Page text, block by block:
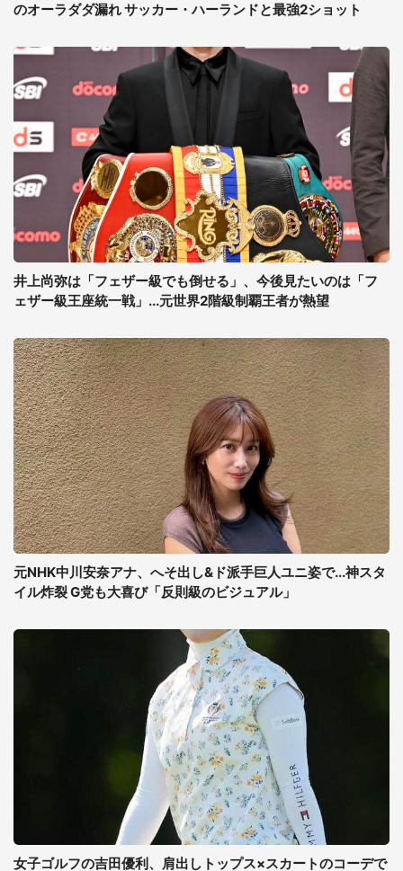
のオーラダダ漏れ サッカー・ハーランドと最強2ショット
井上尚弥は「フェザー級でも倒せる」、今後見たいのは「フ
ェザー級王座統一戦」...元世界2階級制覇王者が熱望
元NHK中川安奈アナ、へそ出し&ド派手巨人ユニ姿で...神スタ
イル炸裂 G党も大喜び「反則級のビジュアル」
女子ゴルフの吉田優利、肩出しトップス×スカートのコーデで